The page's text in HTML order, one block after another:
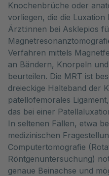
Knochenbrüche oder
vorliegen, die die
Ärzt:innen bei Asklepios
Verfahren mittels
an Bändern, Knorpeln
beurteilen. Die MRT ist
dreieckige Halteband der
patellofemorales
das bei einer
In seltenen Fällen, etwa
medizinischen
Computertomografie
Röntgenuntersuchung)
genaue Beinachse und